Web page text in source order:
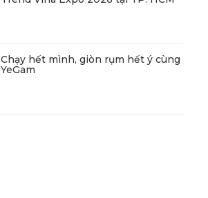
Chạy hết mình, giòn rụm hết ý cùng
YeGam